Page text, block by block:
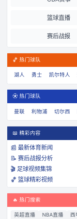
篮球直播
赛后战报
🏀 热门球队
湖人 勇士 凯尔特人
⚽ 热门球队
曼联 利物浦 切尔西
📖 精彩内容
📰 最新体育新闻
📝 赛后战报分析
🎬 足球视频集锦
🏀 篮球精彩视频
🔥 热门搜索
英超直播 NBA直播 西